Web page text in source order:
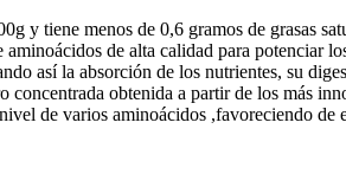
y tiene menos de 0,6 gramos de grasas
de alta calidad para potenciar
así la absorción de los nutrientes, su
obtenida a partir de los más
de varios aminoácidos ,favoreciendo de